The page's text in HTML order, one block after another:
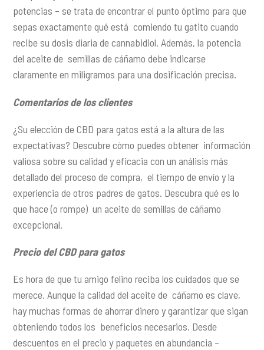
potencias – se trata de encontrar el punto óptimo para que
sepas exactamente qué está comiendo tu gatito cuando
recibe su dosis diaria de cannabidiol. Además, la potencia
del aceite de semillas de cáñamo debe indicarse
claramente en miligramos para una dosificación precisa.
Comentarios de los clientes
¿Su elección de CBD para gatos está a la altura de las
expectativas? Descubre cómo puedes obtener información
valiosa sobre su calidad y eficacia con un análisis más
detallado del proceso de compra, el tiempo de envío y la
experiencia de otros padres de gatos. Descubra qué es lo
que hace (o rompe) un aceite de semillas de cáñamo
excepcional.
Precio del CBD para gatos
Es hora de que tu amigo felino reciba los cuidados que se
merece. Aunque la calidad del aceite de cáñamo es clave,
hay muchas formas de ahorrar dinero y garantizar que sigan
obteniendo todos los beneficios necesarios. Desde
descuentos en el precio y paquetes en abundancia –